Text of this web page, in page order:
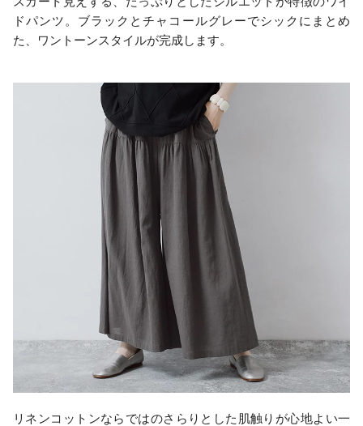
ドパンツ。ブラックとチャコールグレーでシックにまとめ
た、ワントーンスタイルが完成します。
リネンコットンならではのさらりとした肌触りが心地よい一